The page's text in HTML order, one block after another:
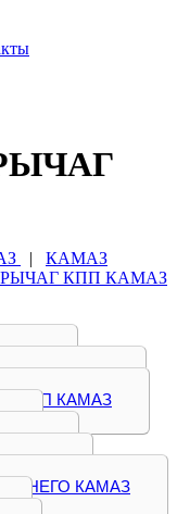
| КАМАЗ
КПП КАМАЗ
МКПП КАМАЗ
КАМАЗ